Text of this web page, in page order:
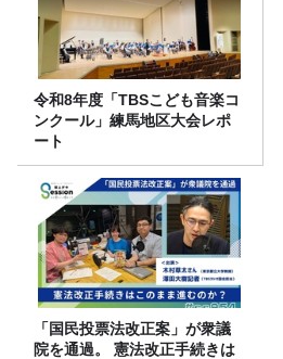
令和8年度「TBSこども音楽コ
ンクール」練馬地区大会レポ
ート
「国民投票法改正案」が衆議
院を通過。 憲法改正手続きは